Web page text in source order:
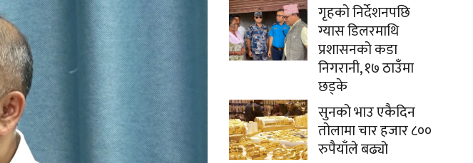
गृहको निर्देशनपछि
ग्यास डिलरमाथि
प्रशासनको कडा
निगरानी, १७ ठाउँमा
छड्के
सुनको भाउ एकैदिन
तोलामा चार हजार ८००
रुपैयाँले बढ्यो